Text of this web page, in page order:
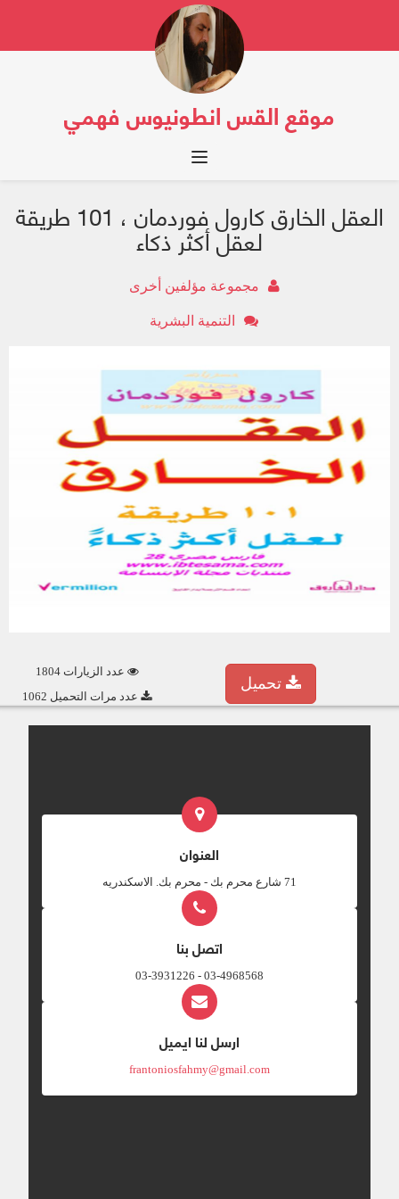
موقع القس انطونيوس فهمي
Toggle navigation
العقل الخارق كارول فوردمان ، 101 طريقة
لعقل أكثر ذكاء
مجموعة مؤلفين أخرى
التنمية البشرية
عدد الزيارات 1804
عدد مرات التحميل 1062
تحميل
العنوان
‎71 شارع محرم بك - محرم بك. الاسكندريه
اتصل بنا
03-4968568 - 03-3931226
ارسل لنا ايميل
frantoniosfahmy@gmail.com